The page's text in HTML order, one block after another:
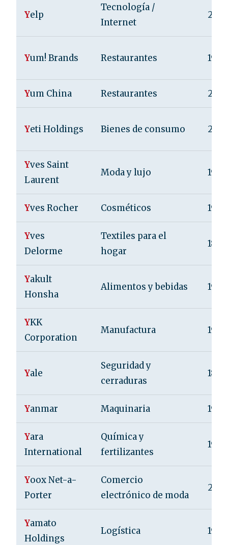
Yelp
Tecnología /
Internet
Yum! Brands Restaurantes 1997
Yum China Restaurantes 2016
Yeti Holdings Bienes de consumo
Yves Saint
Laurent
Moda y lujo 1961
Yves Rocher Cosméticos 1959
Yves
Delorme
Textiles para el
hogar
1845
Yakult
Honsha
Alimentos y bebidas 1935
YKK
Corporation
Manufactura 1934
Yale
Seguridad y
cerraduras
1868
Yanmar Maquinaria 1912
Yara
International
Química y
fertilizantes
1905
Yoox Net-a-
Porter
Comercio
electrónico de moda
Yamato
Holdings
Logística 1919